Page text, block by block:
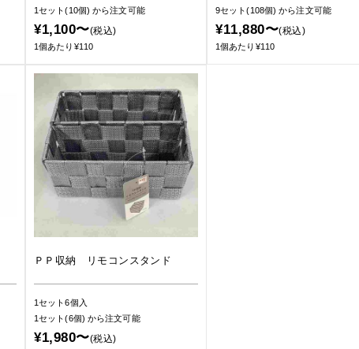
1セット(10個)から注文可能
¥1,100〜(税込)
1個あたり¥110
9セット(108個)から注文可能
¥11,880〜(税込)
1個あたり¥110
ＰＰ収納 リモコンスタンド
1セット6個入
1セット(6個) から注文可能
¥1,980〜(税込)